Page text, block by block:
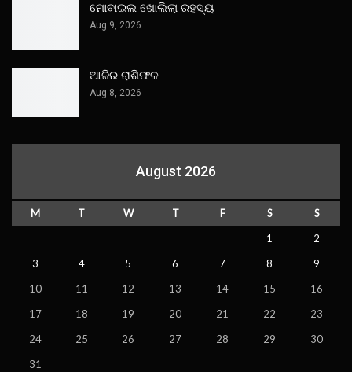
ମୋବାଇଲ ଖୋଲିଲା ରହସ୍ୟ
Aug 9, 2026
ଆଜିର ରାଶିଫଳ
Aug 8, 2026
August 2026
M T W T F S
S
1
2
3
4 5 6 7 8
9
10
11 12 13 14 15
16
17
18 19 20 21 22
23
24
25 26 27 28 29
30
31